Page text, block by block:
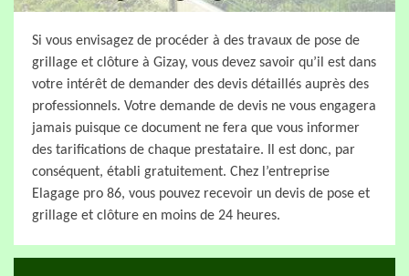
Si vous envisagez de procéder à des travaux de pose de
grillage et clôture à Gizay, vous devez savoir qu’il est dans
votre intérêt de demander des devis détaillés auprès des
professionnels. Votre demande de devis ne vous engagera
jamais puisque ce document ne fera que vous informer
des tarifications de chaque prestataire. Il est donc, par
conséquent, établi gratuitement. Chez l’entreprise
Elagage pro 86, vous pouvez recevoir un devis de pose et
grillage et clôture en moins de 24 heures.